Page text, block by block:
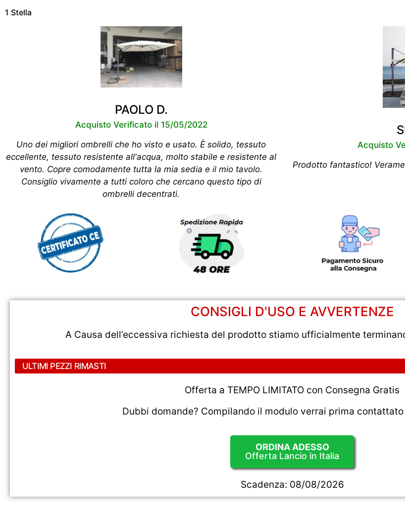
1 Stella
PAOLO D.
Acquisto Verificato il 15/05/2022
Uno dei migliori ombrelli che ho visto e usato. È solido, tessuto
eccellente, tessuto resistente all'acqua, molto stabile e resistente al
vento. Copre comodamente tutta la mia sedia e il mio tavolo.
Consiglio vivamente a tutti coloro che cercano questo tipo di
ombrelli decentrati.
Acquisto
Prodotto fantastico!
CONSIGLI D'USO E AVVERTENZE
A Causa dell’eccessiva richiesta del prodotto stiamo ufficialmente
ULTIMI PEZZI RIMASTI
Offerta a TEMPO LIMITATO con Consegna Gratis
Dubbi domande? Compilando il modulo verrai prima
ORDINA ADESSO
Offerta Lancio in Italia
Scadenza: 08/08/2026